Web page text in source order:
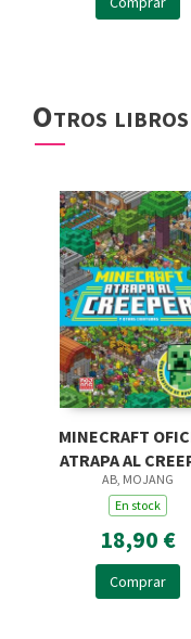
Otros
MINECRAFT
ATRAPA AL
AB, MOJANG
En stock
18,90 €
Comprar